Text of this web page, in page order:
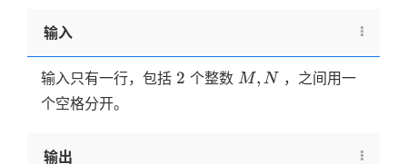
30000
输入
输入只有一行，包括 2
2 个整数 M,N
M, N ，之间用一
个空格分开。
输出